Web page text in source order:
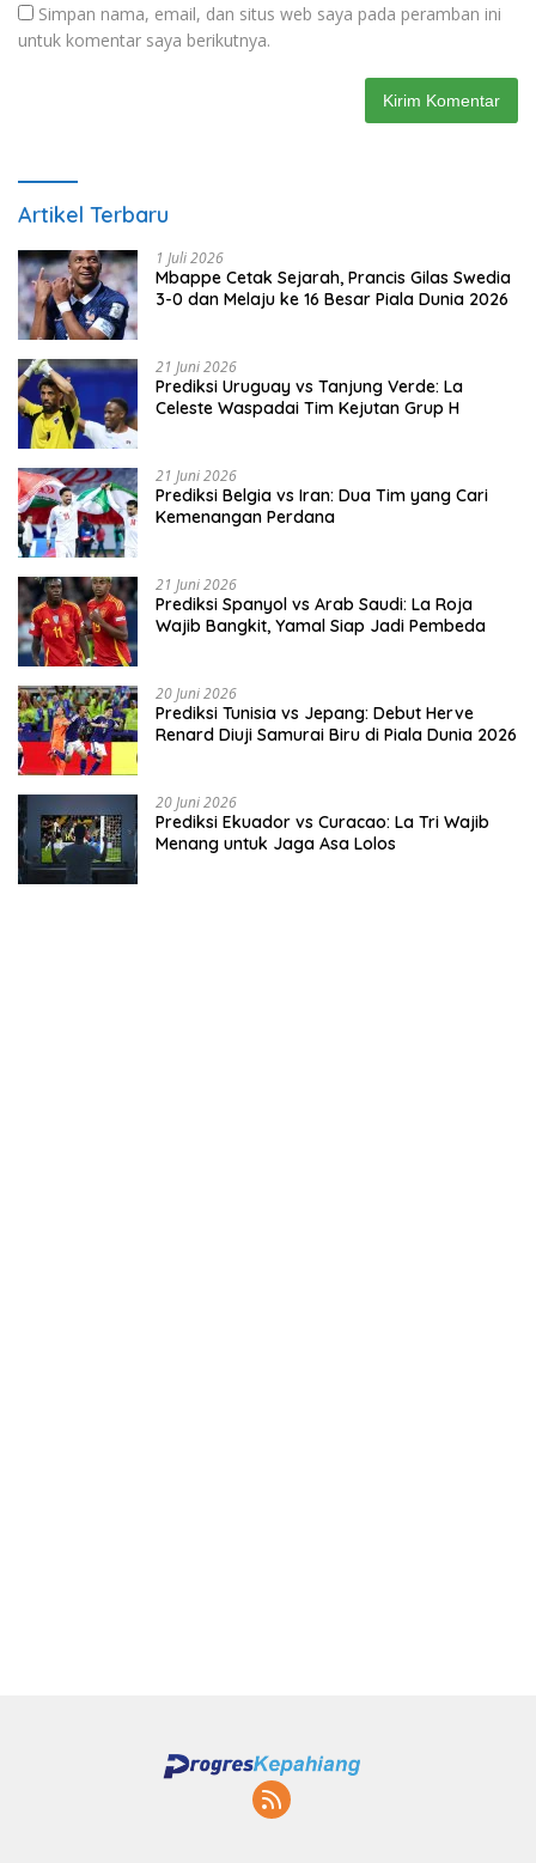
Simpan nama, email, dan situs web saya pada peramban ini
untuk komentar saya berikutnya.
Artikel Terbaru
1 Juli 2026
Mbappe Cetak Sejarah, Prancis Gilas Swedia
3-0 dan Melaju ke 16 Besar Piala Dunia 2026
21 Juni 2026
Prediksi Uruguay vs Tanjung Verde: La
Celeste Waspadai Tim Kejutan Grup H
21 Juni 2026
Prediksi Belgia vs Iran: Dua Tim yang Cari
Kemenangan Perdana
21 Juni 2026
Prediksi Spanyol vs Arab Saudi: La Roja
Wajib Bangkit, Yamal Siap Jadi Pembeda
20 Juni 2026
Prediksi Tunisia vs Jepang: Debut Herve
Renard Diuji Samurai Biru di Piala Dunia 2026
20 Juni 2026
Prediksi Ekuador vs Curacao: La Tri Wajib
Menang untuk Jaga Asa Lolos